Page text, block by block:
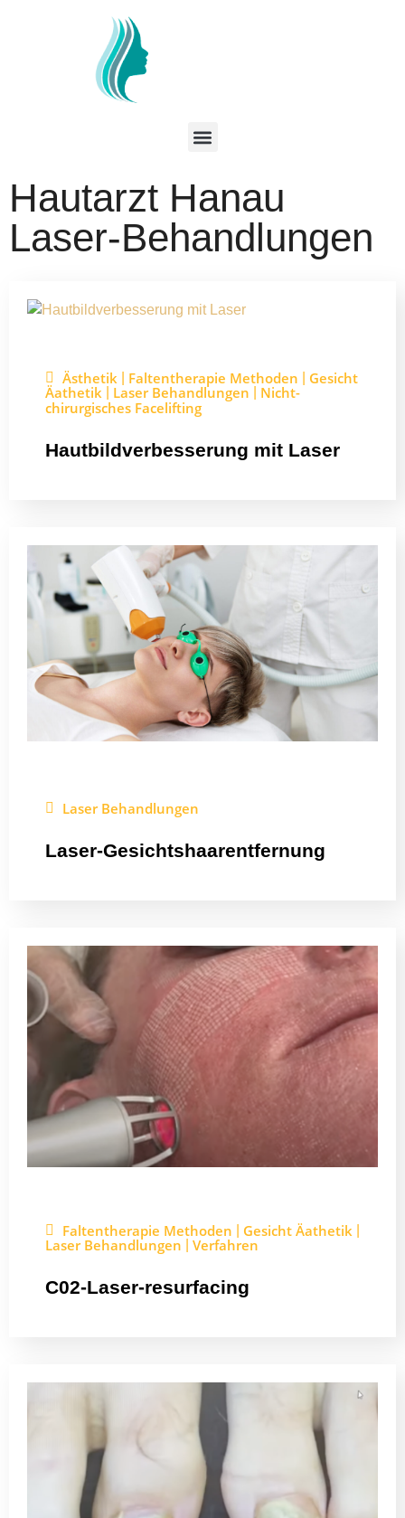
Hautarzt Hanau
Laser-Behandlungen
Ästhetik Faltentherapie Methoden
Gesicht
Äathetik
Laser Behandlungen
Nicht-
chirurgisches Facelifting
Hautbildverbesserung mit Laser
Laser Behandlungen
Laser-Gesichtshaarentfernung
Faltentherapie Methoden Gesicht Äathetik
Laser Behandlungen Verfahren
C02-Laser-resurfacing